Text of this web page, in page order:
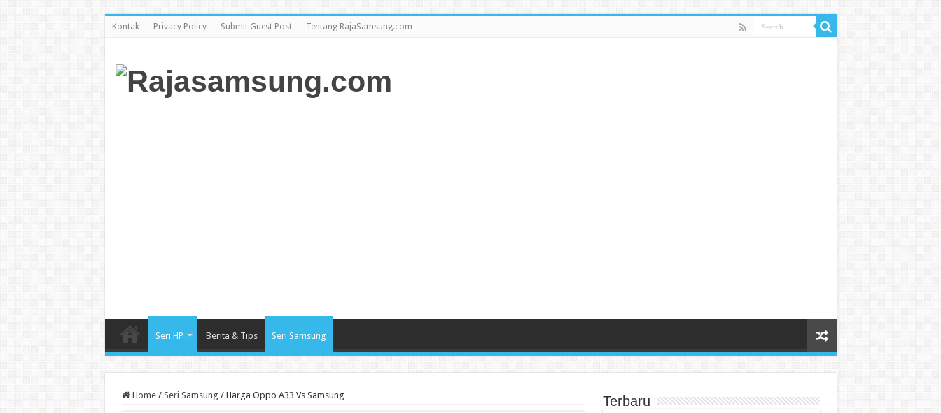
Kontak Privacy Policy Submit Guest Post Tentang RajaSamsung.com
Seri HP Berita & Tips Seri Samsung
Home / Seri Samsung / Harga Oppo A33 Vs Samsung Terbaru